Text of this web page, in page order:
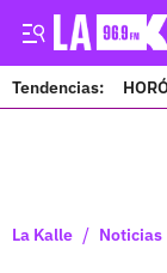
Tendencias:
La Kalle / Noticias